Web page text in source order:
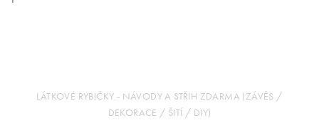
LÁTKOVÉ RYBIČKY - NÁVODY A STŘIH ZDARMA (ZÁVĚS /
DEKORACE / ŠITÍ / DIY)